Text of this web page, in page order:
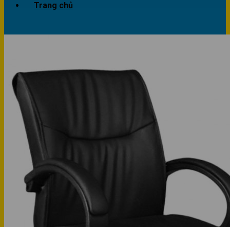
Trang chủ
Công trình văn phòng
Công trình nhà ở
Sản phẩm
Văn phòng
Phòng khách
Phòng bếp
Phòng ngủ
Hotline: 0947 323438